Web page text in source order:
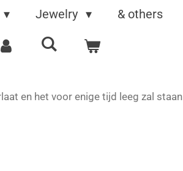
Jewelry & others
en het voor enige tijd leeg zal staan